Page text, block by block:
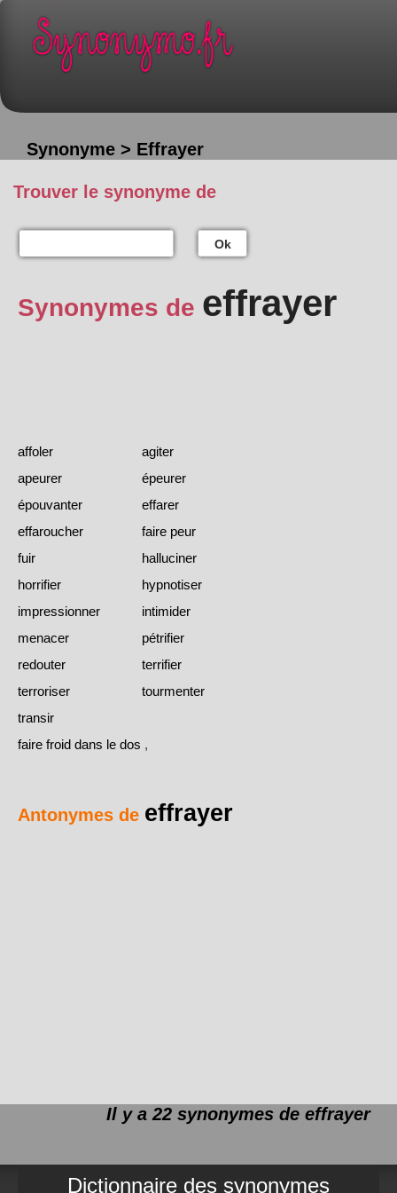
Synonyme > Effrayer
Trouver le synonyme de
Ok
Synonymes de effrayer
affoler
agiter
apeurer
épeurer
épouvanter
effarer
effaroucher
faire peur
fuir
halluciner
horrifier
hypnotiser
impressionner
intimider
menacer
pétrifier
redouter
terrifier
terroriser
tourmenter
transir
faire froid dans le dos ,
Antonymes de effrayer
Il y a 22 synonymes de effrayer
Dictionnaire des synonymes